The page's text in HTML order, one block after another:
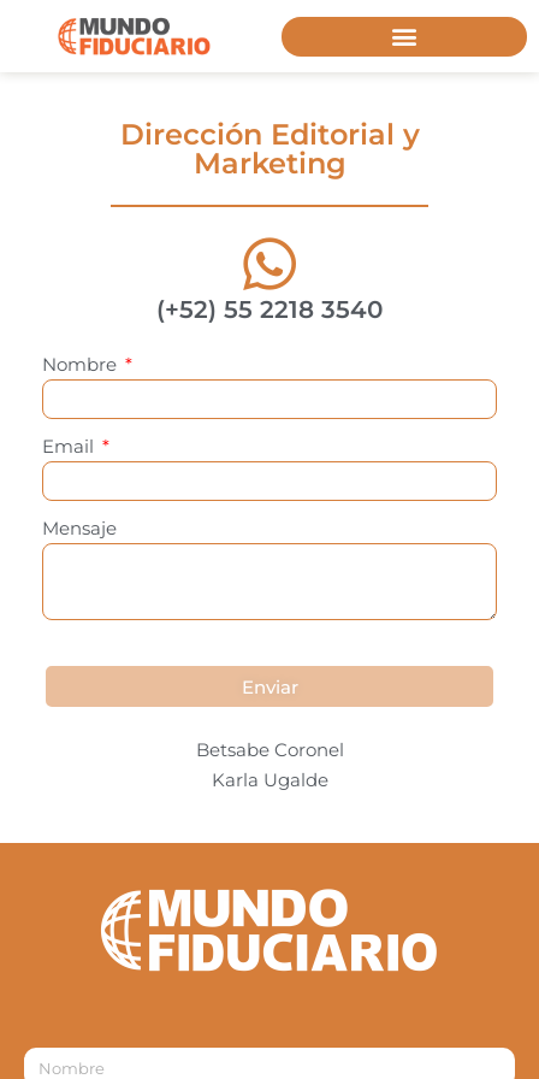
Dirección Editorial y
Marketing
(+52) 55 2218 3540
Nombre
Email
Mensaje
Enviar
Betsabe Coronel
Karla Ugalde